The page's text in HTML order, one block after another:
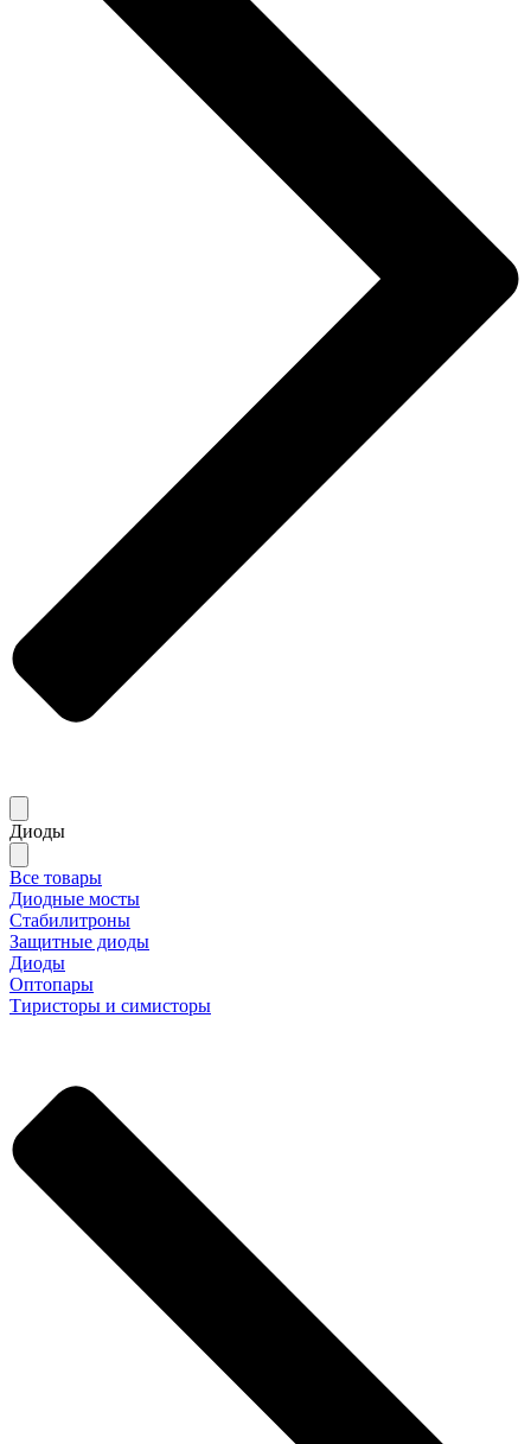
Диоды
Все товары
Диодные мосты
Стабилитроны
Защитные диоды
Диоды
Оптопары
Тиристоры и симисторы